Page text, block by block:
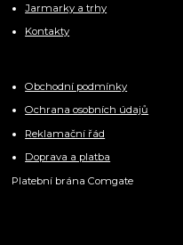
Jarmarky a trhy
Kontakty
Obchodní podmínky
Ochrana osobních údajů
Reklamační řád
Doprava a platba
Platební brána Comgate